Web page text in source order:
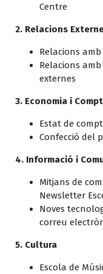
Centre
2. Relacions
Relacions
Relacions
externes
3. Economia i
Estat de
Confecció del
4. Informació i
Mitjans de
Newsletter
Noves
correu
5. Cultura
Escola de